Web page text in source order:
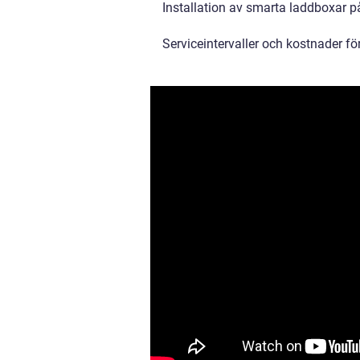
Installation av smarta laddboxar
Serviceintervaller och kostnader